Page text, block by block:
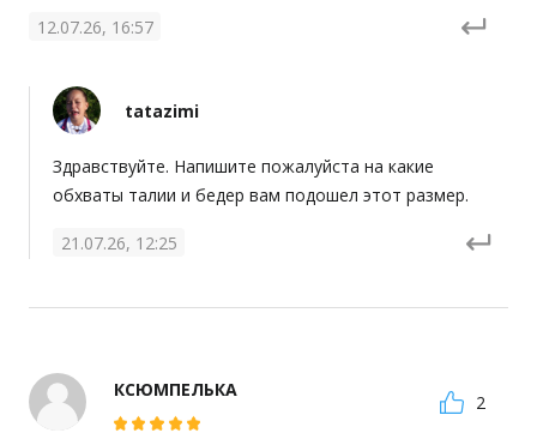
12.07.26, 16:57
tatazimi
Здравствуйте. Напишите пожалуйста на какие
обхваты талии и бедер вам подошел этот размер.
21.07.26, 12:25
КСЮМПЕЛЬКА
2